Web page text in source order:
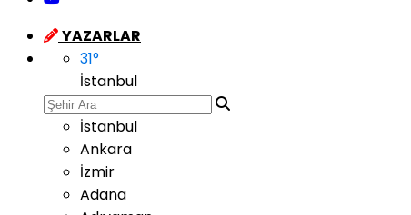
YAZARLAR
31°
İstanbul
İstanbul
Ankara
İzmir
Adana